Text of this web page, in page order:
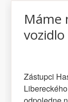
Máme
vozidlo
Zástupci